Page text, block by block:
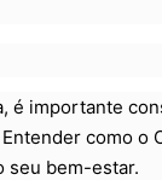
é importante
como o
seu bem-estar.